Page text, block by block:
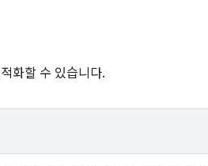
화할 수 있습니다.